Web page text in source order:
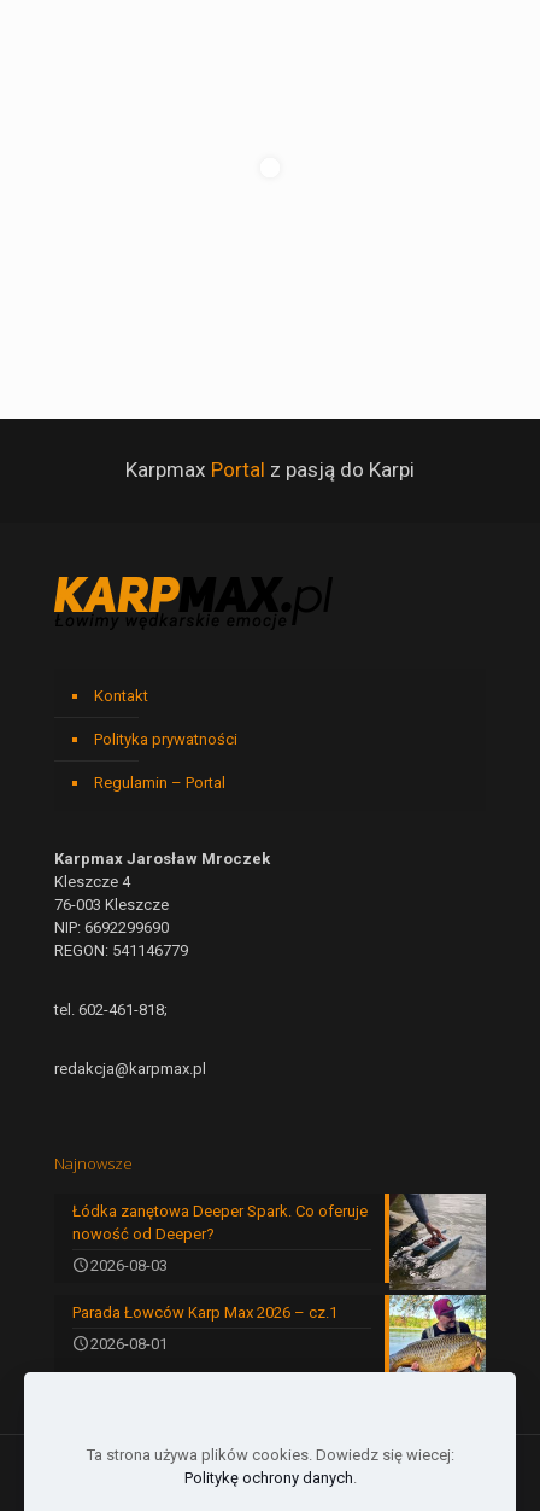
Karpmax Portal z pasją do Karpi
Kontakt
Polityka prywatności
Regulamin – Portal
Karpmax Jarosław Mroczek
Kleszcze 4
76-003 Kleszcze
NIP: 6692299690
REGON: 541146779
tel. 602-461-818;
redakcja@karpmax.pl
Najnowsze
Łódka zanętowa Deeper Spark. Co oferuje
nowość od Deeper?
2026-08-03
Parada Łowców Karp Max 2026 – cz.1
2026-08-01
Ta strona używa plików cookies. Dowiedz się wiecej:
Politykę ochrony danych.